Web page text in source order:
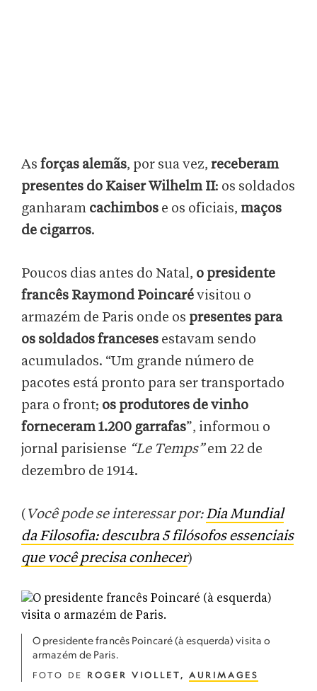
As forças alemãs, por sua vez, receberam
presentes do Kaiser Wilhelm II: os soldados
ganharam cachimbos e os oficiais, maços
de cigarros.
Poucos dias antes do Natal, o presidente
francês Raymond Poincarévisitou o
armazém de Paris onde os presentes para
os soldados franceses estavam sendo
acumulados. “Um grande número de
pacotes está pronto para ser transportado
para o front; os produtores de vinho
forneceram 1.200 garrafas”, informou o
jornal parisiense “Le Temps”em 22 de
dezembro de 1914.
( Você pode se interessar por:Dia Mundial
da Filosofia: descubra 5 filósofos essenciais
que você precisa conhecer)
O presidente francês Poincaré (à esquerda) visita o
armazém de Paris.
FOTO DE ROGER VIOLLET, AURIMAGES